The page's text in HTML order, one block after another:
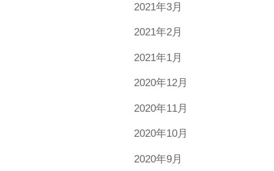
2021年3月
2021年2月
2021年1月
2020年12月
2020年11月
2020年10月
2020年9月